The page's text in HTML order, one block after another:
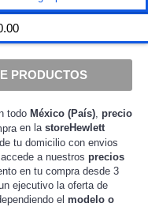
PRODUCTOS
todo México (País), precio
en la storeHewlett
tu domicilio con envios
a nuestros precios
en tu compra desde 3
ejecutivo la oferta de
el modelo o